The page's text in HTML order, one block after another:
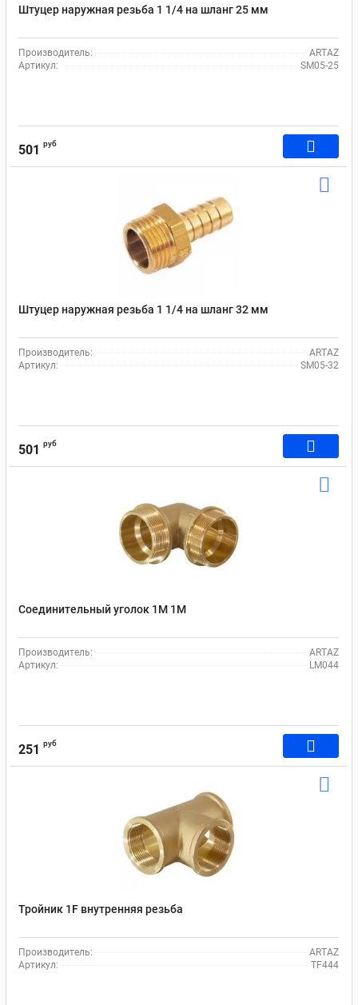
Штуцер наружная резьба 1 1/4 на шланг 25 мм
Производитель:
ARTAZ
Артикул:
SM05-25
501 руб
Штуцер наружная резьба 1 1/4 на шланг 32 мм
Производитель:
ARTAZ
Артикул:
SM05-32
501 руб
Соединительный уголок 1M 1M
Производитель:
ARTAZ
Артикул:
LM044
251 руб
Тройник 1F внутренняя резьба
Производитель:
ARTAZ
Артикул:
TF444